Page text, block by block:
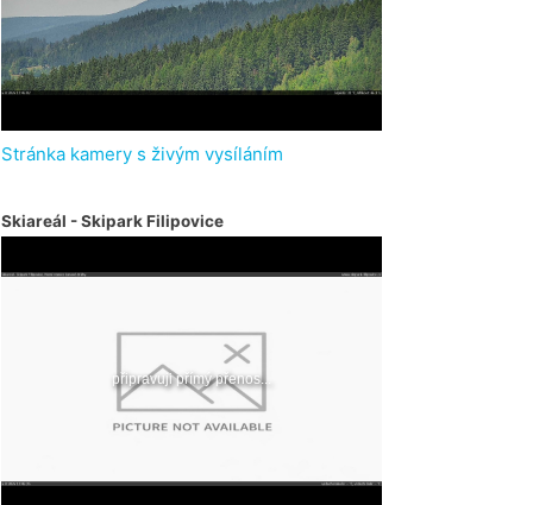
Stránka kamery s živým vysíláním
Skiareál - Skipark Filipovice